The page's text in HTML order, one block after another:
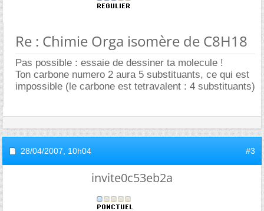
Re : Chimie Orga isomère de C8H18
Pas possible : essaie de dessiner ta molecule !
Ton carbone numero 2 aura 5 substituants, ce qui est
impossible (le carbone est tetravalent : 4 substituants)
28/04/2007, 10h04 #3
invite0c53eb2a